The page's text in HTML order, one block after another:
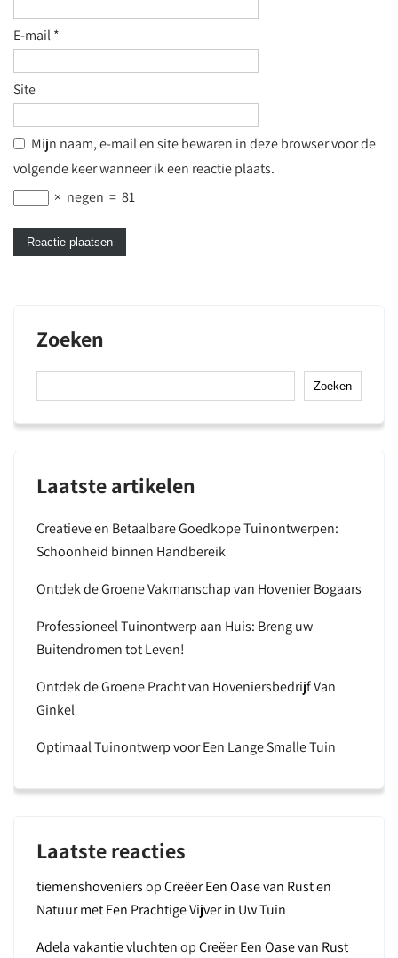
E-mail*
Site
Mijn naam, e-mail en site bewaren in deze browser voor de
volgende keer wanneer ik een reactie plaats.
× negen = 81
Zoeken
Zoeken
Laatste artikelen
Creatieve en Betaalbare Goedkope Tuinontwerpen:
Schoonheid binnen Handbereik
Ontdek de Groene Vakmanschap van Hovenier Bogaars
Professioneel Tuinontwerp aan Huis: Breng uw
Buitendromen tot Leven!
Ontdek de Groene Pracht van Hoveniersbedrijf Van
Ginkel
Optimaal Tuinontwerp voor Een Lange Smalle Tuin
Laatste reacties
tiemenshoveniersopCreëer Een Oase van Rust en
Natuur met Een Prachtige Vijver in Uw Tuin
Adela vakantie vluchtenopCreëer Een Oase van Rust